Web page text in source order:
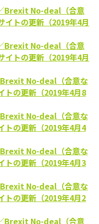
Brexit No-deal（合意
イトの更新（2019年4月
Brexit No-deal（合意
イトの更新（2019年4月
Brexit No-deal（合意な
トの更新（2019年4月8
Brexit No-deal（合意な
トの更新（2019年4月4
Brexit No-deal（合意な
トの更新（2019年4月3
Brexit No-deal（合意な
トの更新（2019年4月2
Brexit No-deal（合意